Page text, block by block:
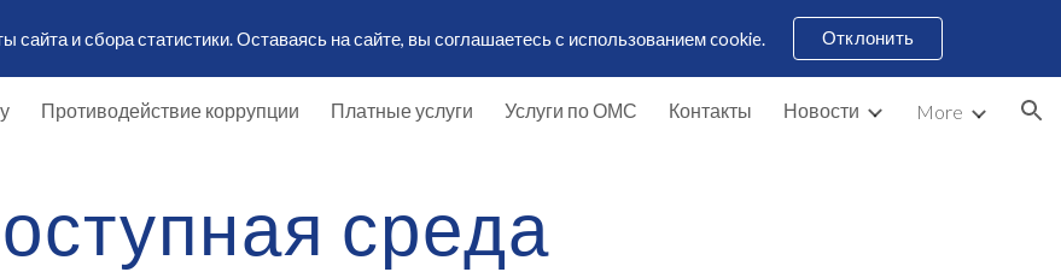
main content Skip to navigation
и сбора статистики. Оставаясь на сайте, вы соглашаетесь с использованием cookie. Отклонить
Противодействие коррупции Платные услуги Услуги по ОМС Контакты Новости More
среда